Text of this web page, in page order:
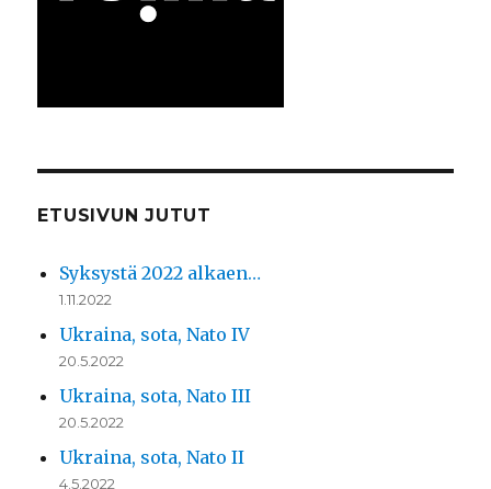
ETUSIVUN JUTUT
Syksystä 2022 alkaen…
1.11.2022
Ukraina, sota, Nato IV
20.5.2022
Ukraina, sota, Nato III
20.5.2022
Ukraina, sota, Nato II
4.5.2022